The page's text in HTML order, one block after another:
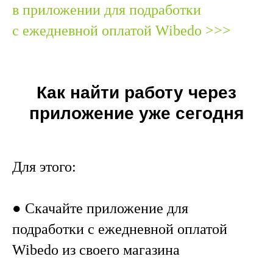
в приложении для подработки
с ежедневной оплатой Wibedo >>>
Как найти работу через
приложение уже сегодня
Для этого:
● Скачайте приложение для
подработки с ежедневной оплатой
Wibedo из своего магазина